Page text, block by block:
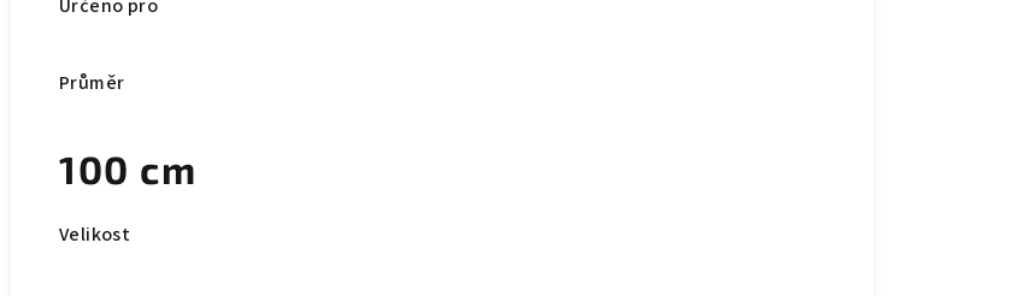
Určeno pro
Průměr
100 cm
Velikost